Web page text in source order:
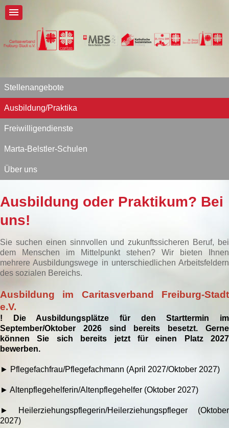
Stellenangebote
Ausbildung/Praktika
Freiwilligendienste
Marta-Belstler-Schulen
Über uns
Ausbildung oder Praktikum? Bei
uns!
Sie suchen einen sinnvollen und zukunftssicheren Beruf, bei
dem Menschen im Mittelpunkt stehen? Wir bieten Ihnen
mehrere Ausbildungswege in unterschiedlichen Arbeitsfeldern
des sozialen Bereichs.
Ausbildung im Caritasverband Freiburg-Stadt
e.V.
! Die Ausbildungsplätze für den Starttermin im
September/Oktober 2026 sind bereits besetzt. Gerne
können Sie sich bereits jetzt für einen Platz 2027
bewerben.
► Pflegefachfrau/Pflegefachmann (April 2027/Oktober 2027)
► Altenpflegehelferin/Altenpflegehelfer (Oktober 2027)
► Heilerziehungspflegerin/Heilerziehungspfleger (Oktober
2027)